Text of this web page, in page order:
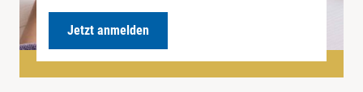
Jetzt anmelden